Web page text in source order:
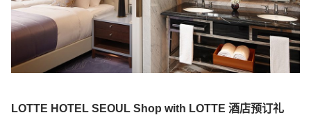
LOTTE HOTEL SEOUL Shop with LOTTE 酒店预订礼